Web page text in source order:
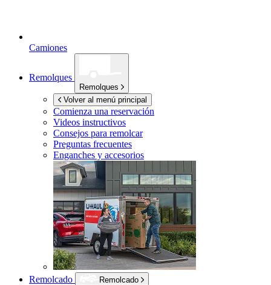
Camiones
Remolques
Remolques
Volver al menú principal
Comienza una reservación
Videos instructivos
Consejos para remolcar
Preguntas frecuentes
Enganches y accesorios
Remolcado
Remolcado